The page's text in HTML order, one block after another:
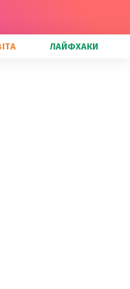
ЛАЙФХАКИ